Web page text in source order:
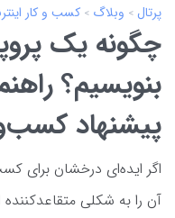
پرتال وبلاگ کسب و کار
چگونه یک
بنویسیم؟
پیشنهاد
اگر ایده‌ای درخشان برای
آن را به شکلی متقاعدکننده